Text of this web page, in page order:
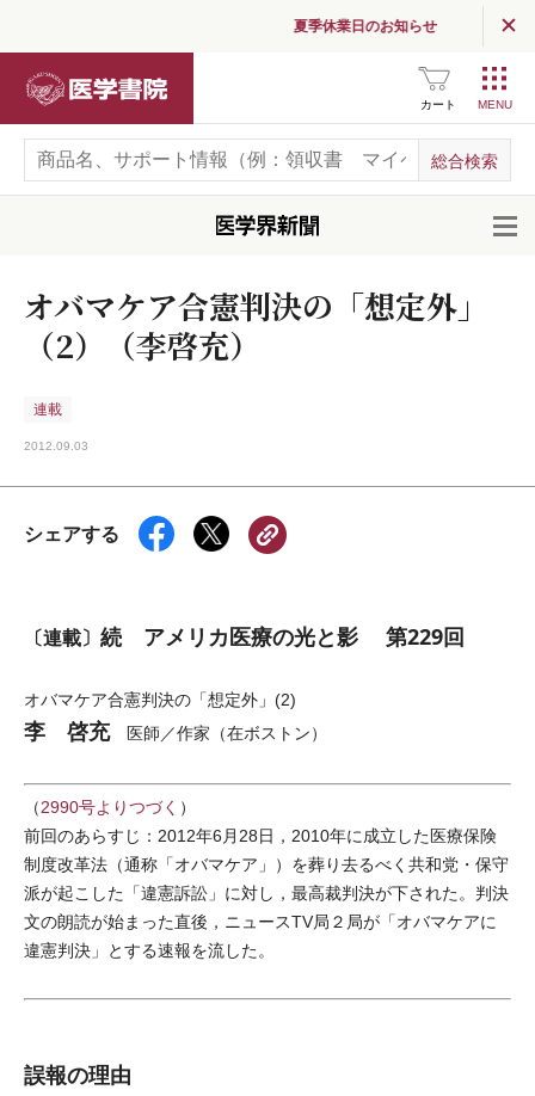
夏季休業日のお知らせ
カート
オバマケア合憲判決の「想定外」
（2）（李啓充）
連載
2012.09.03
シェアする
〔連載〕 続 アメリカ医療の光と影 第229回
オバマケア合憲判決の「想定外」(2)
李 啓充医師／作家（在ボストン）
（2990号よりつづく ）
前回のあらすじ：2012年6月28日，2010年に成立した医療保険
制度改革法（通称「オバマケア」）を葬り去るべく共和党・保守
派が起こした「違憲訴訟」に対し，最高裁判決が下された。判決
文の朗読が始まった直後，ニュースTV局２局が「オバマケアに
違憲判決」とする速報を流した。
誤報の理由